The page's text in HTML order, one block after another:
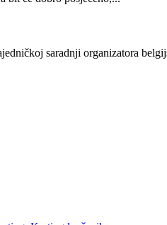
saradnji organizatora